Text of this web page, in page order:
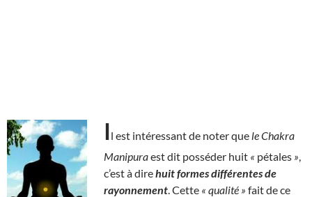
Il est intéressant de noter que le Chakra
Manipuraest dit posséder huit « pétales »
c’est à direhuit formes différentes de
rayonnement . Cette « qualité » fait de ce